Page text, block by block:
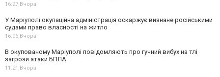
16:27,Вчора
У Маріуполі окупаційна адміністрація оскаржує визнане російськими
судами право власності на житло
16:06,Вчора
В окупованому Маріуполі повідомляють про гучний вибух на тлі
загрози атаки БПЛА
11:21,Вчора